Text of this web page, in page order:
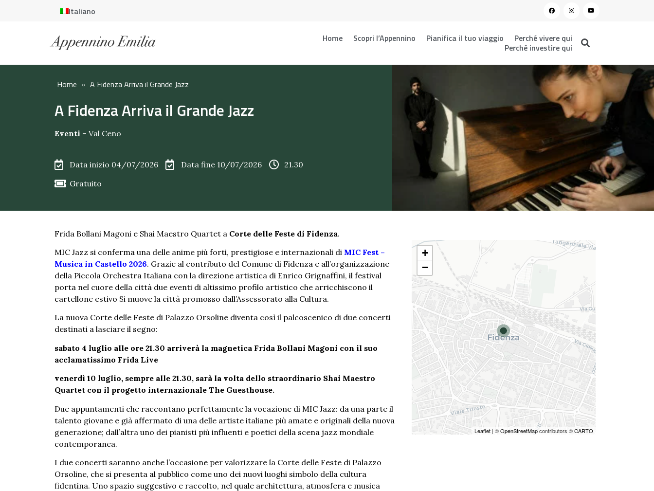
Italiano
Home Scopri l’Appennino Pianifica il tuo viaggio
Perché vivere qui
Perché investire qui
Home » A Fidenza Arriva il Grande Jazz
A Fidenza Arriva il Grande Jazz
Eventi – Val Ceno
Data inizio 04/07/2026 Data fine 10/07/2026
21.30
Gratuito
Frida Bollani Magoni e Shai Maestro Quartet a Corte delle Feste di Fidenza.
MIC Jazz si conferma una delle anime più forti, prestigiose e internazionali di MIC Fest –
Musica in Castello 2026. Grazie al contributo del Comune di Fidenza e all’organizzazione
della Piccola Orchestra Italiana con la direzione artistica di Enrico Grignaffini, il festival
porta nel cuore della città due eventi di altissimo profilo artistico che arricchiscono il
cartellone estivo Si muove la città promosso dall’Assessorato alla Cultura.
La nuova Corte delle Feste di Palazzo Orsoline diventa così il palcoscenico di due concerti
destinati a lasciare il segno:
sabato 4 luglio alle ore 21.30 arriverà la magnetica Frida Bollani Magoni con il suo
acclamatissimo Frida Live
venerdì 10 luglio, sempre alle 21.30, sarà la volta dello straordinario Shai Maestro
Quartet con il progetto internazionale The Guesthouse.
Due appuntamenti che raccontano perfettamente la vocazione di MIC Jazz: da una parte il
talento giovane e già affermato di una delle artiste italiane più amate e originali della nuova
generazione; dall’altra uno dei pianisti più influenti e poetici della scena jazz mondiale
contemporanea.
I due concerti saranno anche l’occasione per valorizzare la Corte delle Feste di Palazzo
Orsoline, che si presenta al pubblico come uno dei nuovi luoghi simbolo della cultura
fidentina. Uno spazio suggestivo e raccolto, nel quale architettura, atmosfera e musica
+
−
Leaflet | ©OpenStreetMapcontributors ©CARTO